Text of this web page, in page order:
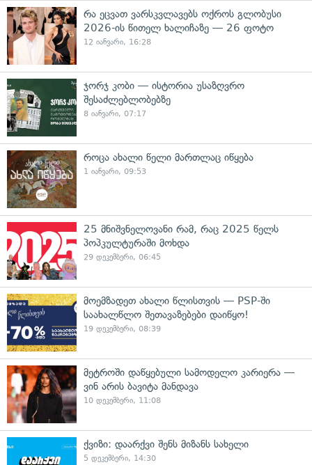
რა ეცვათ ვარსკვლავებს ოქროს გლობუსი
2026-ის წითელ ხალიჩაზე — 26 ფოტო
12 იანვარი, 16:28
ჯორჯ კობი — ისტორია უსაზღვრო
შესაძლებლობებზე
8 იანვარი, 07:17
როცა ახალი წელი მართლაც იწყება
1 იანვარი, 09:53
25 მნიშვნელოვანი რამ, რაც 2025 წელს
პოპკულტურაში მოხდა
29 დეკემბერი, 06:45
მოემზადეთ ახალი წლისთვის — PSP-ში
საახალწლო შეთავაზებები დაიწყო!
19 დეკემბერი, 08:39
მეტროში დაწყებული სამოდელო კარიერა —
ვინ არის ბავიტა მანდავა
10 დეკემბერი, 11:08
ქვიზი: დაარქვი შენს მიზანს სახელი
5 დეკემბერი, 14:30